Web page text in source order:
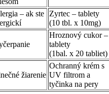
– ak ste
Zyrtec – tablety
(10 tbl. x 10mg)
Hroznový cukor –
tablety
(1bal. x 20 tabliet)
žiarenie
Ochranný krém s
UV filtrom a
tyčinka na pery